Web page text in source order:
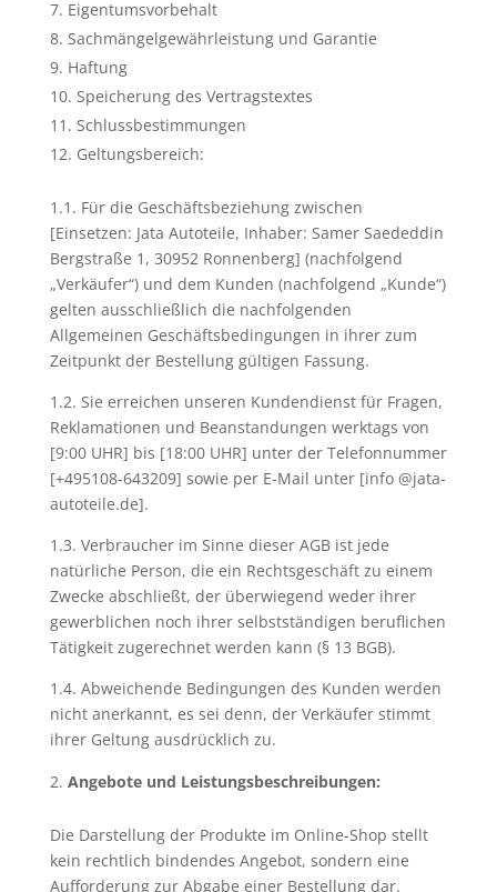
Eigentumsvorbehalt
Sachmängelgewährleistung und Garantie
Haftung
Speicherung des Vertragstextes
Schlussbestimmungen
Geltungsbereich:
1.1. Für die Geschäftsbeziehung zwischen
[Einsetzen: Jata Autoteile, Inhaber: Samer Saededdin
Bergstraße 1, 30952 Ronnenberg] (nachfolgend
„Verkäufer“) und dem Kunden (nachfolgend „Kunde“)
gelten ausschließlich die nachfolgenden
Allgemeinen Geschäftsbedingungen in ihrer zum
Zeitpunkt der Bestellung gültigen Fassung.
1.2. Sie erreichen unseren Kundendienst für Fragen,
Reklamationen und Beanstandungen werktags von
[9:00 UHR] bis [18:00 UHR] unter der Telefonnummer
[+495108-643209] sowie per E-Mail unter [info @jata-
autoteile.de].
1.3. Verbraucher im Sinne dieser AGB ist jede
natürliche Person, die ein Rechtsgeschäft zu einem
Zwecke abschließt, der überwiegend weder ihrer
gewerblichen noch ihrer selbstständigen beruflichen
Tätigkeit zugerechnet werden kann (§ 13 BGB).
1.4. Abweichende Bedingungen des Kunden werden
nicht anerkannt, es sei denn, der Verkäufer stimmt
ihrer Geltung ausdrücklich zu.
Angebote und Leistungsbeschreibungen:
Die Darstellung der Produkte im Online-Shop stellt
kein rechtlich bindendes Angebot, sondern eine
Aufforderung zur Abgabe einer Bestellung dar.